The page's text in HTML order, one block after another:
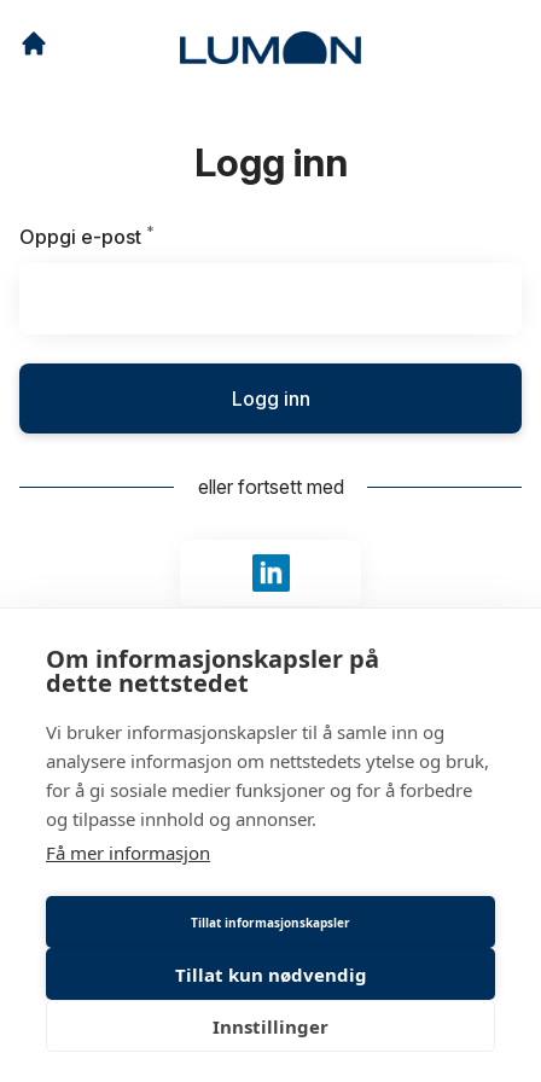
Om informasjonskapsler på
dette nettstedet
Vi bruker informasjonskapsler til å samle inn og
analysere informasjon om nettstedets ytelse og bruk,
for å gi sosiale medier funksjoner og for å forbedre
og tilpasse innhold og annonser.
Få mer informasjon
Tillat informasjonskapsler
Tillat kun nødvendig
Innstillinger
Logg inn
Oppgi e-post *
Logg inn
eller fortsett med
Logg inn med LinkedIn
Ingen konto?Connect med oss